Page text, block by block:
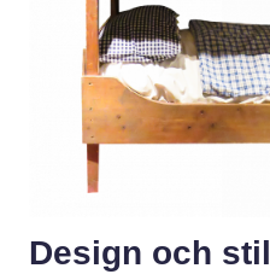
Design och stil